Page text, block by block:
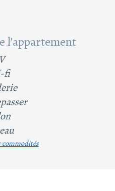
l'appartement
fi
commodités